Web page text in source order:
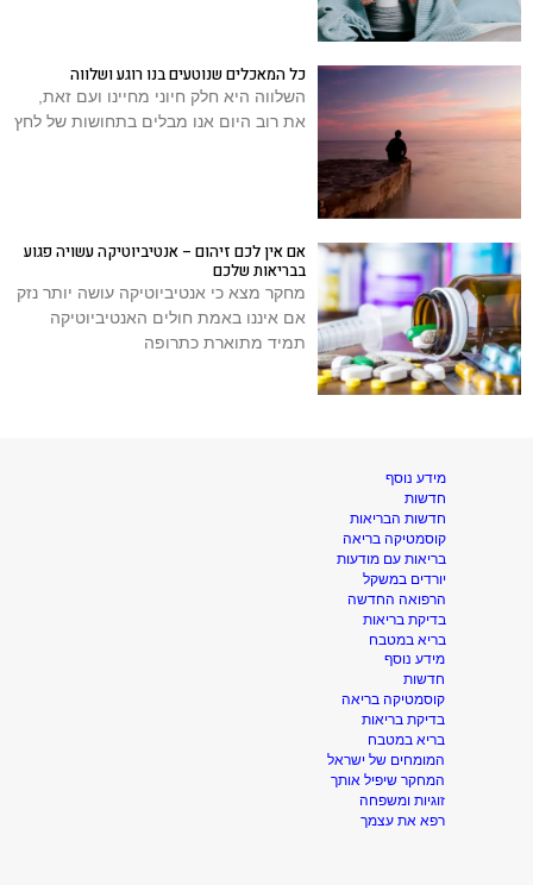
כל המאכלים שנוטעים בנו רוגע ושלווה
השלווה היא חלק חיוני מחיינו ועם זאת,
את רוב היום אנו מבלים בתחושות של לחץ
אם אין לכם זיהום – אנטיביוטיקה עשויה פגוע
בבריאות שלכם
מחקר מצא כי אנטיביוטיקה עושה יותר נזק
אם איננו באמת חולים האנטיביוטיקה
תמיד מתוארת כתרופה
מידע נוסף
חדשות
חדשות הבריאות
קוסמטיקה בריאה
בריאות עם מודעות
יורדים במשקל
הרפואה החדשה
בדיקת בריאות
בריא במטבח
מידע נוסף
חדשות
קוסמטיקה בריאה
בדיקת בריאות
בריא במטבח
המומחים של ישראל
המחקר שיפיל אותך
זוגיות ומשפחה
רפא את עצמך